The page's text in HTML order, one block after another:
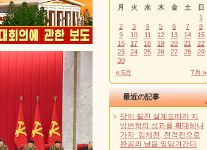
月
火 水 木 金 土 日
« 5月 7月 »
1
2
3 4 5 6 7
8
9
10 11 12 13 14
15
16
17 18 19 20 21
22
23
24 25 26 27 28
29
30
最近の記事
당이 펼친 설계도따라 지
방변혁의 성과를 확대해나
가자 립체전, 전격전으로
완공의 날을 앞당겨간다